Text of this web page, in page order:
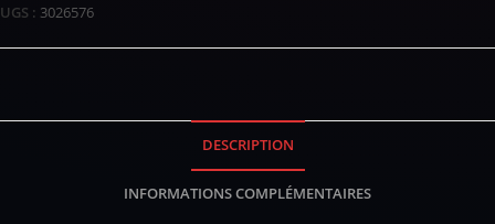
UGS : 3026576
DESCRIPTION
INFORMATIONS COMPLÉMENTAIRES